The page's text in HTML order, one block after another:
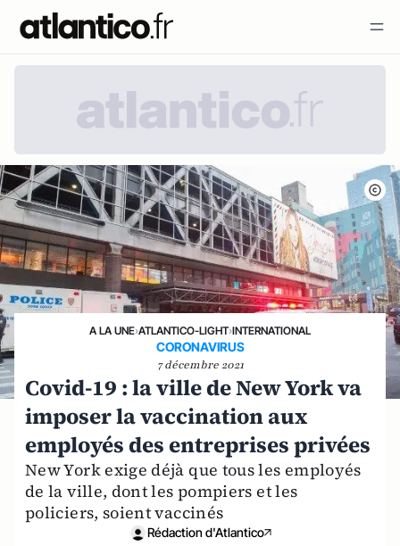
A LA UNE›ATLANTICO-LIGHT›INTERNATIONAL
CORONAVIRUS
7 décembre 2021
Covid-19 : la ville de New York va
imposer la vaccination aux
employés des entreprises privées
New York exige déjà que tous les employés
de la ville, dont les pompiers et les
policiers, soient vaccinés
Rédaction d'Atlantico